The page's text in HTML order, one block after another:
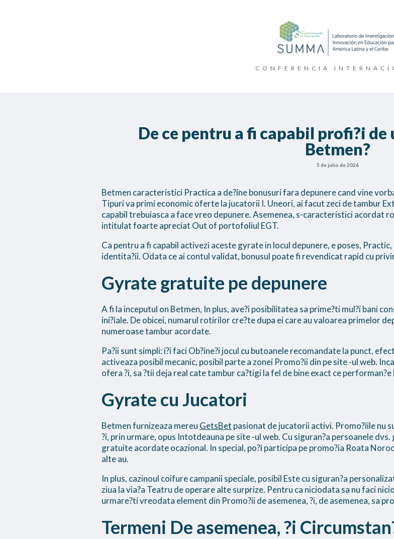
CONFERENCIA
De ce pentru a fi capabil profi?i
Betmen?
5 de julio de 2026
Betmen caracteristici Practica a de?ine bonusuri fara depunere cand vine
Tipuri va primi economic oferte la jucatorii I. Uneori, ai facut zeci de tambur
capabil trebuiasca a face vreo depunere. Asemenea, s-caracteristici acordat
intitulat foarte apreciat Out of portofoliul EGT.
Ca pentru a fi capabil activezi aceste gyrate in locul depunere, e poses,
identita?ii. Odata ce ai contul validat, bonusul poate fi revendicat rapid cu
Gyrate gratuite pe depunere
A fi la inceputul on Betmen, In plus, ave?i posibilitatea sa prime?ti mul?i bani
ini?iale. De obicei, numarul rotirilor cre?te dupa ei care au valoarea primelor
numeroase tambur acordate.
Pa?ii sunt simpli: i?i faci Ob?ine?i jocul cu butoanele recomandate la punct,
activeaza posibil mecanic, posibil parte a zonei Promo?ii din pe site -ul web.
ofera ?i, sa ?tii deja real cate tambur ca?tigi la fel de bine exact ce performan?e
Gyrate cu Jucatori
Betmen furnizeaza mereu GetsBet pasionat de jucatorii activi. Promo?iile nu
?i, prin urmare, opus Intotdeauna pe site -ul web. Cu siguran?a persoanele
gratuite acordate ocazional. In special, po?i participa pe promo?ia Roata
alte au.
In plus, cazinoul coifure campanii speciale, posibil Este cu siguran?a
ziua la via?a Teatru de operare alte surprize. Pentru ca niciodata sa nu faci
urmare?ti vreodata element din Promo?ii de asemenea, ?i, de asemenea, sa
Termeni De asemenea, ?i